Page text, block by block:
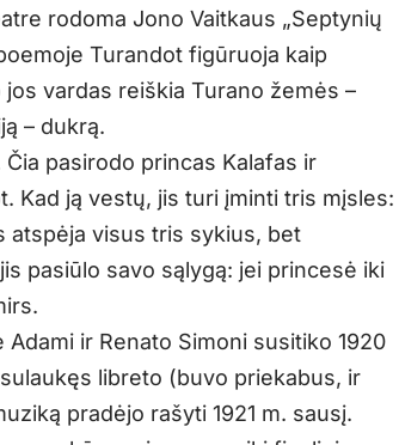
rodoma Jono Vaitkaus „Septynių
Turandot figūruoja kaip
vardas reiškia Turano žemės –
– dukrą.
pasirodo princas Kalafas ir
Kad ją vestų, jis turi įminti tris mįsles:
atspėja visus tris sykius, bet
pasiūlo savo sąlygą: jei princesė iki
ir Renato Simoni susitiko 1920
libreto (buvo priekabus, ir
pradėjo rašyti 1921 m. sausį.